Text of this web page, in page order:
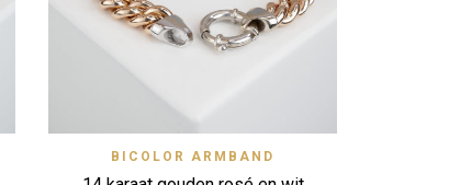
Zet op verlanglijstje Quick View
BICOLOR ARMBAND